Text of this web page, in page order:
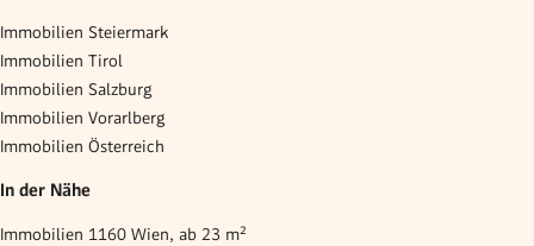
Immobilien Steiermark
Immobilien Tirol
Immobilien Salzburg
Immobilien Vorarlberg
Immobilien Österreich
In der Nähe
Immobilien 1160 Wien, ab 23 m²